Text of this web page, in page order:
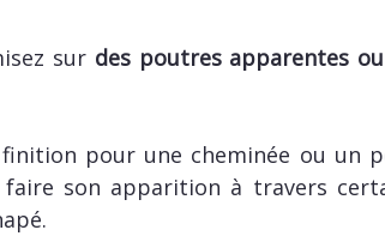
sur des poutres apparentes
pour une cheminée ou un
son apparition à travers